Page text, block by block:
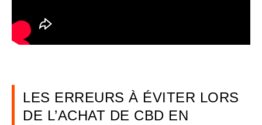
LES ERREURS À ÉVITER LORS
DE L’ACHAT DE CBD EN